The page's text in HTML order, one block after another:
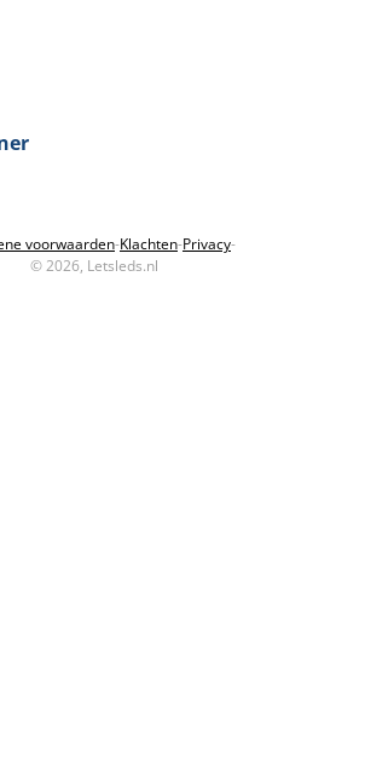
voorwaarden-Klachten-Privacy-
© 2026, Letsleds.nl